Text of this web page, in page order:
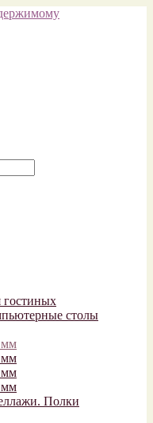
гостиных
столы
мм
мм
мм
мм
Полки